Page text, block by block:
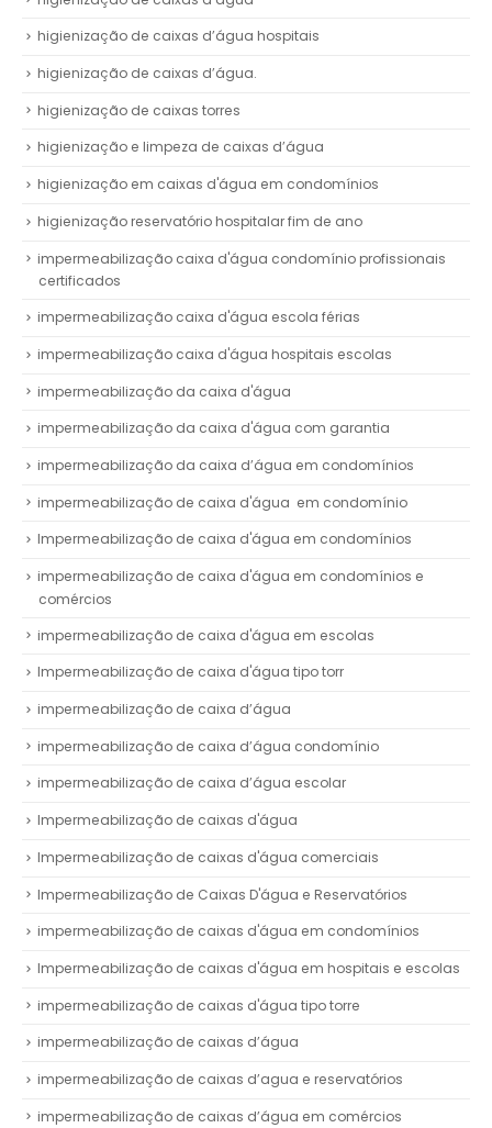
higienização de caixas d’água hospitais
higienização de caixas d’água.
higienização de caixas torres
higienização e limpeza de caixas d’água
higienização em caixas d'água em condomínios
higienização reservatório hospitalar fim de ano
impermeabilização caixa d'água condomínio profissionais
certificados
impermeabilização caixa d'água escola férias
impermeabilização caixa d'água hospitais escolas
impermeabilização da caixa d'água
impermeabilização da caixa d'água com garantia
impermeabilização da caixa d’água em condomínios
impermeabilização de caixa d'água em condomínio
Impermeabilização de caixa d'água em condomínios
impermeabilização de caixa d'água em condomínios e
comércios
impermeabilização de caixa d'água em escolas
Impermeabilização de caixa d'água tipo torr
impermeabilização de caixa d’água
impermeabilização de caixa d’água condomínio
impermeabilização de caixa d’água escolar
Impermeabilização de caixas d'água
Impermeabilização de caixas d'água comerciais
Impermeabilização de Caixas D'água e Reservatórios
impermeabilização de caixas d'água em condomínios
Impermeabilização de caixas d'água em hospitais e escolas
impermeabilização de caixas d'água tipo torre
impermeabilização de caixas d’água
impermeabilização de caixas d’agua e reservatórios
impermeabilização de caixas d’água em comércios